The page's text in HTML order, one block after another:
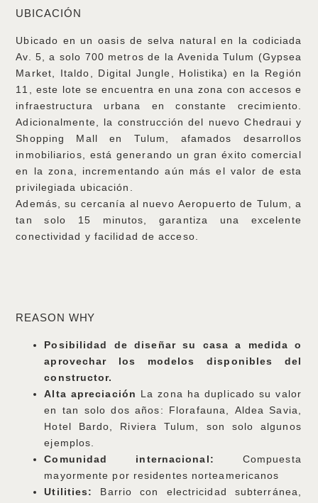
UBICACIÓN
Ubicado en un oasis de selva natural en la codiciada
Av. 5, a solo 700 metros de la Avenida Tulum (Gypsea
Market, Italdo, Digital Jungle, Holistika) en la Región
11, este lote se encuentra en una zona con accesos e
infraestructura urbana en constante crecimiento.
Adicionalmente, la construcción del nuevo Chedraui y
Shopping Mall en Tulum, afamados desarrollos
inmobiliarios, está generando un gran éxito comercial
en la zona, incrementando aún más el valor de esta
privilegiada ubicación.
Además, su cercanía al nuevo Aeropuerto de Tulum, a
tan solo 15 minutos, garantiza una excelente
conectividad y facilidad de acceso.
REASON WHY
Posibilidad de diseñar su casa a medida o
aprovechar los modelos disponibles del
constructor.
Alta apreciación La zona ha duplicado su valor
en tan solo dos años: Florafauna, Aldea Savia,
Hotel Bardo, Riviera Tulum, son solo algunos
ejemplos.
Comunidad internacional:
Compuesta
mayormente por residentes norteamericanos
Utilities:
Barrio con electricidad subterránea,